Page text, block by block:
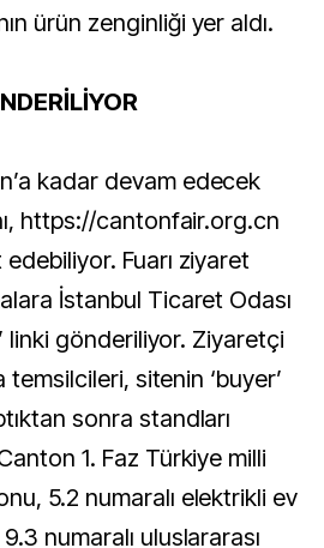
ürün zenginliği yer aldı.
kadar devam edecek
https://cantonfair.org.cn
Fuarı ziyaret
İstanbul Ticaret Odası
linki gönderiliyor. Ziyaretçi
temsilcileri, sitenin ‘buyer’
sonra standları
1. Faz Türkiye milli
5.2 numaralı elektrikli ev
numaralı uluslararası